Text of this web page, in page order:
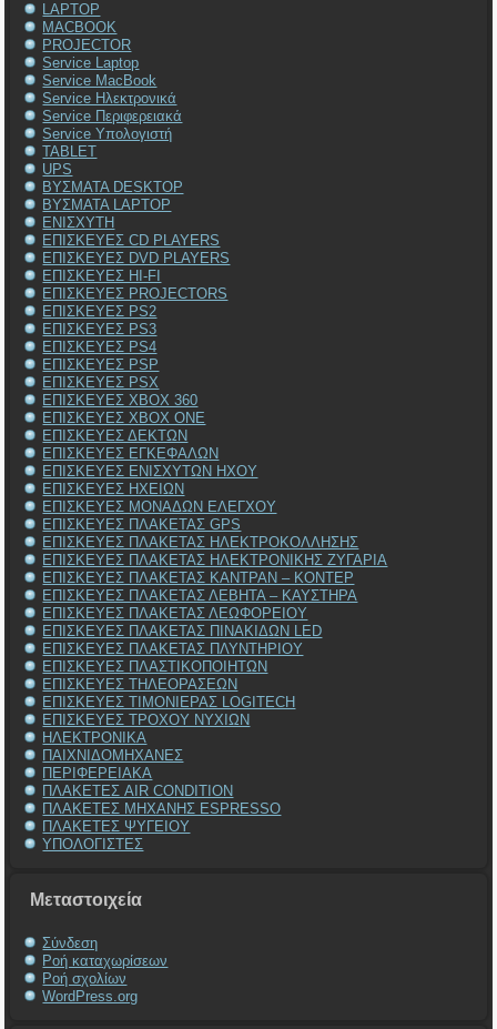
LAPTOP
MACBOOK
PROJECTOR
Service Laptop
Service MacBook
Service Ηλεκτρονικά
Service Περιφερειακά
Service Υπολογιστή
TABLET
UPS
ΒΥΣΜΑΤΑ DESKTOP
ΒΥΣΜΑΤΑ LAPTOP
ΕΝΙΣΧΥΤΗ
ΕΠΙΣΚΕΥΕΣ CD PLAYERS
ΕΠΙΣΚΕΥΕΣ DVD PLAYERS
ΕΠΙΣΚΕΥΕΣ HI-FI
ΕΠΙΣΚΕΥΕΣ PROJECTORS
ΕΠΙΣΚΕΥΕΣ PS2
ΕΠΙΣΚΕΥΕΣ PS3
ΕΠΙΣΚΕΥΕΣ PS4
ΕΠΙΣΚΕΥΕΣ PSP
ΕΠΙΣΚΕΥΕΣ PSX
ΕΠΙΣΚΕΥΕΣ XBOX 360
ΕΠΙΣΚΕΥΕΣ XBOX ONE
ΕΠΙΣΚΕΥΕΣ ΔΕΚΤΩΝ
ΕΠΙΣΚΕΥΕΣ ΕΓΚΕΦΑΛΩΝ
ΕΠΙΣΚΕΥΕΣ ΕΝΙΣΧΥΤΩΝ ΗΧΟΥ
ΕΠΙΣΚΕΥΕΣ ΗΧΕΙΩΝ
ΕΠΙΣΚΕΥΕΣ ΜΟΝΑΔΩΝ ΕΛΕΓΧΟΥ
ΕΠΙΣΚΕΥΕΣ ΠΛΑΚΕΤΑΣ GPS
ΕΠΙΣΚΕΥΕΣ ΠΛΑΚΕΤΑΣ ΗΛΕΚΤΡΟΚΟΛΛΗΣΗΣ
ΕΠΙΣΚΕΥΕΣ ΠΛΑΚΕΤΑΣ ΗΛΕΚΤΡΟΝΙΚΗΣ ΖΥΓΑΡΙΑ
ΕΠΙΣΚΕΥΕΣ ΠΛΑΚΕΤΑΣ ΚΑΝΤΡΑΝ – ΚΟΝΤΕΡ
ΕΠΙΣΚΕΥΕΣ ΠΛΑΚΕΤΑΣ ΛΕΒΗΤΑ – ΚΑΥΣΤΗΡΑ
ΕΠΙΣΚΕΥΕΣ ΠΛΑΚΕΤΑΣ ΛΕΩΦΟΡΕΙΟΥ
ΕΠΙΣΚΕΥΕΣ ΠΛΑΚΕΤΑΣ ΠΙΝΑΚΙΔΩΝ LED
ΕΠΙΣΚΕΥΕΣ ΠΛΑΚΕΤΑΣ ΠΛΥΝΤΗΡΙΟΥ
ΕΠΙΣΚΕΥΕΣ ΠΛΑΣΤΙΚΟΠΟΙΗΤΩΝ
ΕΠΙΣΚΕΥΕΣ ΤΗΛΕΟΡΑΣΕΩΝ
ΕΠΙΣΚΕΥΕΣ ΤΙΜΟΝΙΕΡΑΣ LOGITECH
ΕΠΙΣΚΕΥΕΣ ΤΡΟΧΟΥ ΝΥΧΙΩΝ
ΗΛΕΚΤΡΟΝΙΚΑ
ΠΑΙΧΝΙΔΟΜΗΧΑΝΕΣ
ΠΕΡΙΦΕΡΕΙΑΚΑ
ΠΛΑΚΕΤΕΣ AIR CONDITION
ΠΛΑΚΕΤΕΣ ΜΗΧΑΝΗΣ ESPRESSO
ΠΛΑΚΕΤΕΣ ΨΥΓΕΙΟΥ
ΥΠΟΛΟΓΙΣΤΕΣ
Μεταστοιχεία
Σύνδεση
Ροή καταχωρίσεων
Ροή σχολίων
WordPress.org